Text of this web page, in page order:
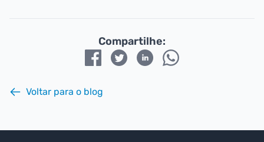
Compartilhe:
Voltar para o blog